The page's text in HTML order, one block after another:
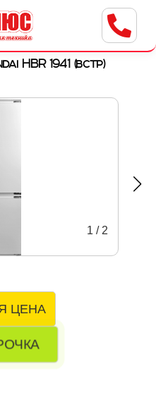
техники
Пушкарева, 8a
HBR 1941 (встр)
1 / 2
ЦЕНА